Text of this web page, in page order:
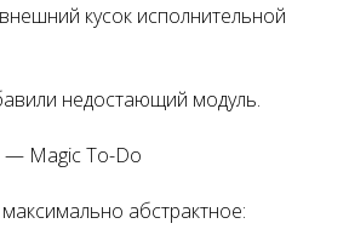
кусок исполнительной
недостающий модуль.
— Magic To-Do
абстрактное: